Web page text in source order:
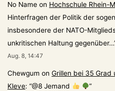
No Name on Hochschule Rhein-
Hinterfragen der Politik der
insbesondere der NATO-
unkritischen Haltung gegenüber…
Aug. 8, 14:47
Chewgum on Grillen bei 35 Grad
Kleve: “@8 Jemand ”